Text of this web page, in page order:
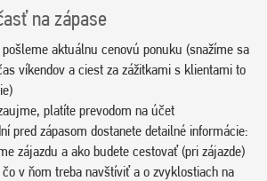
na zápase
aktuálnu cenovú ponuku (snažíme sa
víkendov a ciest za zážitkami s klientami to
platíte prevodom na účet
pred zápasom dostanete detailné informácie:
zájazdu a ako budete cestovať (pri zájazde)
v ňom treba navštíviť a o zvyklostiach na